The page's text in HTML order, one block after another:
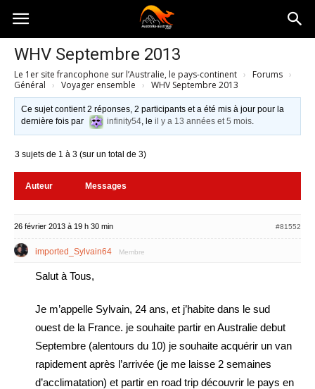
Australia-
australie.com
WHV Septembre 2013
Le 1er site francophone sur l’Australie, le pays-continent › Forums ›
Général › Voyager ensemble › WHV Septembre 2013
Ce sujet contient 2 réponses, 2 participants et a été mis à jour pour la
dernière fois par
infinity54, leil y a 13 années et 5 mois.
3 sujets de 1 à 3 (sur un total de 3)
Auteur Messages
26 février 2013 à 19 h 30 min #81552
imported_Sylvain64 Membre
Salut à Tous,
Je m’appelle Sylvain, 24 ans, et j’habite dans le sud
ouest de la France. je souhaite partir en Australie debut
Septembre (alentours du 10) je souhaite acquérir un van
rapidement après l’arrivée (je me laisse 2 semaines
d’acclimatation) et partir en road trip découvrir le pays en